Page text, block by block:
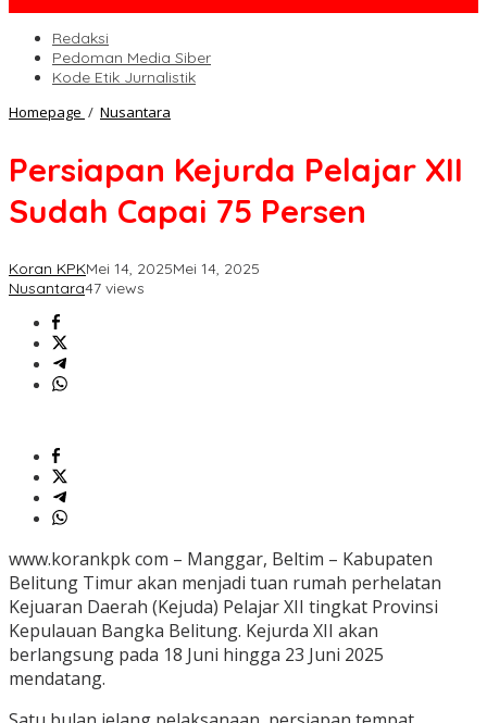
Redaksi
Pedoman Media Siber
Kode Etik Jurnalistik
Homepage / Nusantara
XII
Sudah
Capai
75
Persiapan Kejurda Pelajar XII
Sudah Capai 75 Persen
Koran KPKMei 14, 2025Mei 14, 2025
Nusantara47 views
www.korankpk com – Manggar, Beltim – Kabupaten
Belitung Timur akan menjadi tuan rumah perhelatan
Kejuaran Daerah (Kejuda) Pelajar XII tingkat Provinsi
Kepulauan Bangka Belitung. Kejurda XII akan
berlangsung pada 18 Juni hingga 23 Juni 2025
mendatang.